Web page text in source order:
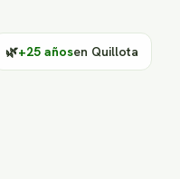
🌿+25 añosen Quillota